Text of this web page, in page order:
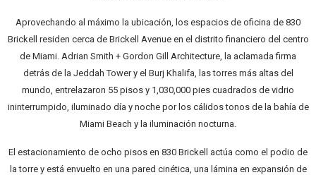
Aprovechando al máximo la ubicación, los espacios de oficina de 830
Brickell residen cerca de Brickell Avenue en el distrito financiero del centro
de Miami. Adrian Smith + Gordon Gill Architecture, la aclamada firma
detrás de la Jeddah Tower y el Burj Khalifa, las torres más altas del
mundo, entrelazaron 55 pisos y 1,030,000 pies cuadrados de vidrio
ininterrumpido, iluminado día y noche por los cálidos tonos de la bahía de
Miami Beach y la iluminación nocturna.
El estacionamiento de ocho pisos en 830 Brickell actúa como el podio de
la torre y está envuelto en una pared cinética, una lámina en expansión de